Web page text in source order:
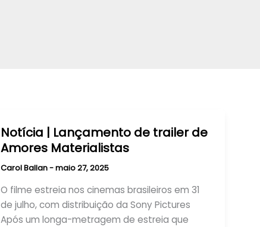
Notícia | Lançamento de trailer de
Amores Materialistas
Carol Ballan-maio 27, 2025
O filme estreia nos cinemas brasileiros em 31
de julho, com distribuição da Sony Pictures
Após um longa-metragem de estreia que